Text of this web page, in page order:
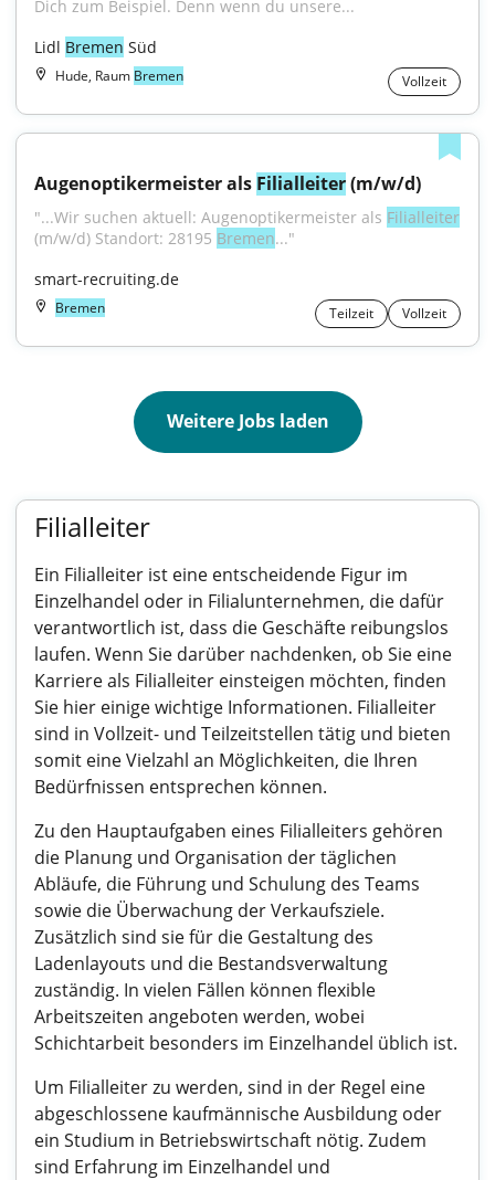
Dich zum Beispiel. Denn wenn du unsere...
Lidl Bremen Süd
Hude, Raum Bremen Vollzeit
Augenoptikermeister als Filialleiter (m/w/d)
"...Wir suchen aktuell: Augenoptikermeister als Filialleiter
(m/w/d) Standort: 28195 Bremen..."
smart-recruiting.de
Bremen Teilzeit Vollzeit
Weitere Jobs laden
Filialleiter
Ein Filialleiter ist eine entscheidende Figur im
Einzelhandel oder in Filialunternehmen, die dafür
verantwortlich ist, dass die Geschäfte reibungslos
laufen. Wenn Sie darüber nachdenken, ob Sie eine
Karriere als Filialleiter einsteigen möchten, finden
Sie hier einige wichtige Informationen. Filialleiter
sind in Vollzeit- und Teilzeitstellen tätig und bieten
somit eine Vielzahl an Möglichkeiten, die Ihren
Bedürfnissen entsprechen können.
Zu den Hauptaufgaben eines Filialleiters gehören
die Planung und Organisation der täglichen
Abläufe, die Führung und Schulung des Teams
sowie die Überwachung der Verkaufsziele.
Zusätzlich sind sie für die Gestaltung des
Ladenlayouts und die Bestandsverwaltung
zuständig. In vielen Fällen können flexible
Arbeitszeiten angeboten werden, wobei
Schichtarbeit besonders im Einzelhandel üblich ist.
Um Filialleiter zu werden, sind in der Regel eine
abgeschlossene kaufmännische Ausbildung oder
ein Studium in Betriebswirtschaft nötig. Zudem
sind Erfahrung im Einzelhandel und